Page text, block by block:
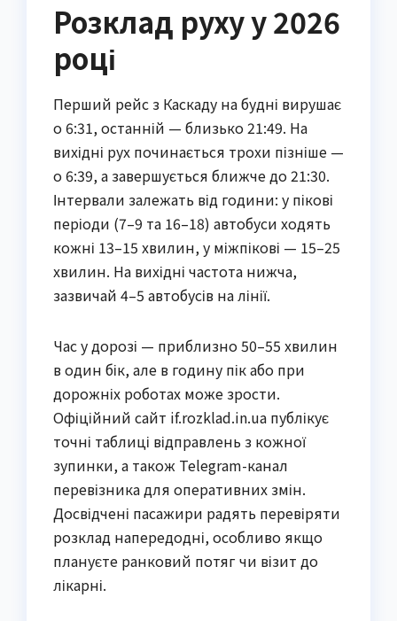
Розклад руху у 2026
році
Перший рейс з Каскаду на будні вирушає
о 6:31, останній — близько 21:49. На
вихідні рух починається трохи пізніше —
о 6:39, а завершується ближче до 21:30.
Інтервали залежать від години: у пікові
періоди (7–9 та 16–18) автобуси ходять
кожні 13–15 хвилин, у міжпікові — 15–25
хвилин. На вихідні частота нижча,
зазвичай 4–5 автобусів на лінії.
Час у дорозі — приблизно 50–55 хвилин
в один бік, але в годину пік або при
дорожніх роботах може зрости.
Офіційний сайт if.rozklad.in.ua публікує
точні таблиці відправлень з кожної
зупинки, а також Telegram-канал
перевізника для оперативних змін.
Досвідчені пасажири радять перевіряти
розклад напередодні, особливо якщо
плануєте ранковий потяг чи візит до
лікарні.